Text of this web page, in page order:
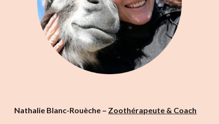
Nathalie Blanc-Rouèche – Zoothérapeute & Coach